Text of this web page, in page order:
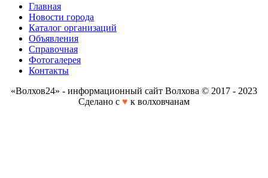
Главная
Новости города
Каталог организаций
Объявления
Справочная
Фотогалерея
Контакты
«Волхов24» - информационный сайт Волхова © 2017 - 2023
Сделано с ♥ к волховчанам